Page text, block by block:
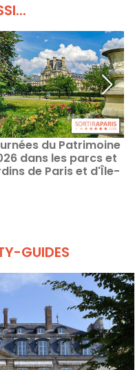
du Patrimoine
dans les parcs et
de Paris et d'Île-
GUIDES